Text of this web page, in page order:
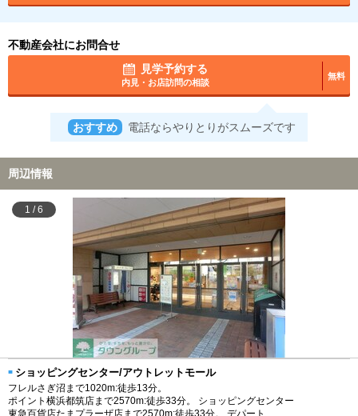
不動産会社にお問合せ
見学予約する
内見・お店訪問の相談
無料
おすすめ 電話ならやりとりがスムーズです
周辺情報
1 /6
ショッピングセンター/アウトレットモール
フレルさぎ沼まで1020m:徒歩13分。
ポイント横浜都筑店まで2570m:徒歩33分。 ショッピングセンター
東急百貨店たまプラーザ店まで2570m:徒歩33分。 デパート